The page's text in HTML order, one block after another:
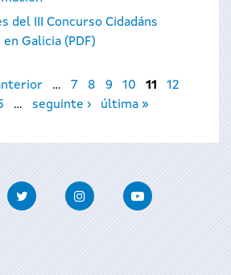
del III Concurso Cidadáns
Galicia (PDF)
… 7 8 9 10 11
12
… seguinte › última »
Twitter InstagramYoutube